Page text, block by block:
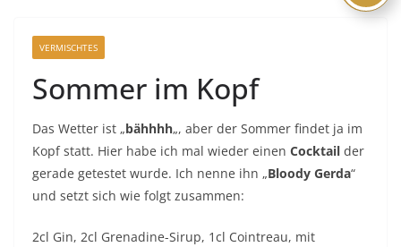
VERMISCHTES
Sommer im Kopf
Das Wetter ist „bähhhh„, aber der Sommer findet ja im
Kopf statt. Hier habe ich mal wieder einen Cocktail der
gerade getestet wurde. Ich nenne ihn „Bloody Gerda“
und setzt sich wie folgt zusammen:
2cl Gin, 2cl Grenadine-Sirup, 1cl Cointreau, mit